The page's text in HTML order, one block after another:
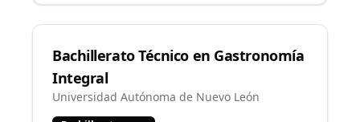
constituyen la base fundamental para
desempeñarse adecuadamente en clínicas de
deportivos , gimnasios, organizaciones
promotoras de la salud física ya sea en el
sector público o privado. como paramédicos
deportivos, entrenador y /o preparadores
Bachillerato Técnico en Gastronomía
Integral
Universidad Autónoma de Nuevo León